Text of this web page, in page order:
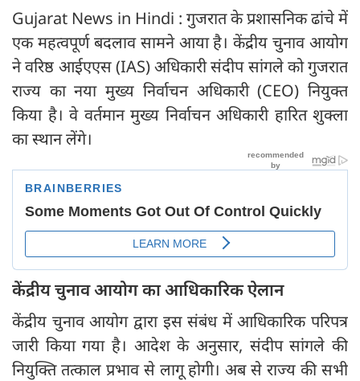
Gujarat News in Hindi : गुजरात के प्रशासनिक ढांचे में
एक महत्वपूर्ण बदलाव सामने आया है। केंद्रीय चुनाव आयोग
ने वरिष्ठ आईएएस (IAS) अधिकारी संदीप सांगले को गुजरात
राज्य का नया मुख्य निर्वाचन अधिकारी (CEO) नियुक्त
किया है। वे वर्तमान मुख्य निर्वाचन अधिकारी हारित शुक्ला
का स्थान लेंगे।
केंद्रीय चुनाव आयोग का आधिकारिक ऐलान
केंद्रीय चुनाव आयोग द्वारा इस संबंध में आधिकारिक परिपत्र
जारी किया गया है। आदेश के अनुसार, संदीप सांगले की
नियुक्ति तत्काल प्रभाव से लागू होगी। अब से राज्य की सभी